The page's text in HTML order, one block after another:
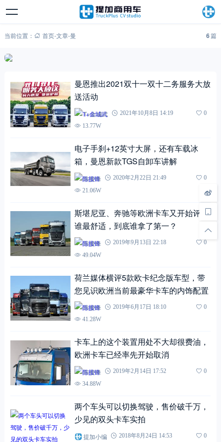
当前位置： 首页-文章-曼 6篇
曼恩推出2021双十一双十二务服务大放
送活动
T+金城武 2021年10月8日 14:19
0
13.77W
电子手刹+12英寸大屏，还有车载冰
箱，曼恩新款TGS自卸车讲解
陈接锋 2020年2月22日 21:49
0
21.06W
斯堪尼亚、奔驰等欧洲卡车又开始评选
谁最舒适，到底谁拿了第一？
陈接锋 2019年9月13日 22:18
0
49.04W
荷兰媒体横评5款欧卡纪念版车型，带
您见识欧洲当前最豪华卡车的内饰配置
陈接锋 2019年6月17日 18:10
0
41.28W
卡车上的这个装置用处不大却很费油，
欧洲卡车已经率先开始取消
陈接锋 2019年2月14日 17:52
0
34.88W
两个车头可以切换驾驶，售价破千万，
少见的双头卡车实拍
提加小编 2018年8月24日 14:53 0